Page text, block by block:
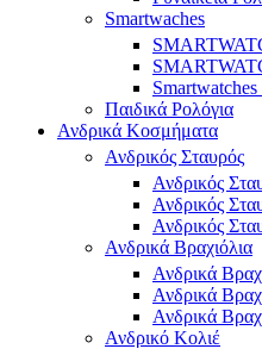
Smartwaches
Παιδικά Ρολόγια
Ανδρικά Κοσμήματα
Ανδρικός Σταυρός
Ανδρικός
Ανδρικός
Ανδρικός
Ανδρικά Βραχιόλια
Ανδρικά
Ανδρικά
Ανδρικά
Ανδρικό Κολιέ